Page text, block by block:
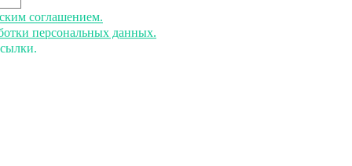
соглашением.
персональных данных.